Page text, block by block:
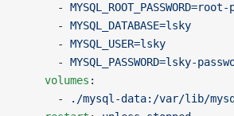
      -
      -
MYSQL_DATABASE=lsky
      -
MYSQL_USER=lsky
      -
MYSQL_PASSWORD=lsky-
    volumes
:
      -
./mysql-data:/var/lib/